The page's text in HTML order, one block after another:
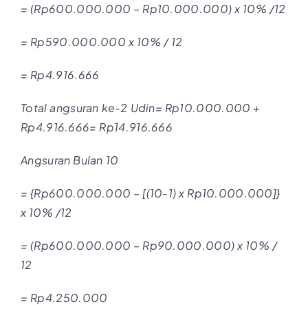
= (Rp600.000.000 – Rp10.000.000) x 10% /12
= Rp590.000.000 x 10% / 12
= Rp4.916.666
Total angsuran ke-2 Udin= Rp10.000.000 +
Rp4.916.666= Rp14.916.666
Angsuran Bulan 10
= {Rp600.000.000 – [(10-1) x Rp10.000.000]}
x 10% /12
= (Rp600.000.000 – Rp90.000.000) x 10% /
12
= Rp4.250.000